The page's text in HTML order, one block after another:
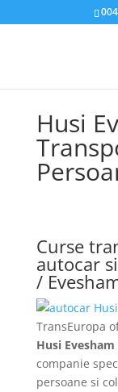
Husi
Curse
autocar
/
TransEuropa
Husi
companie
persoane si